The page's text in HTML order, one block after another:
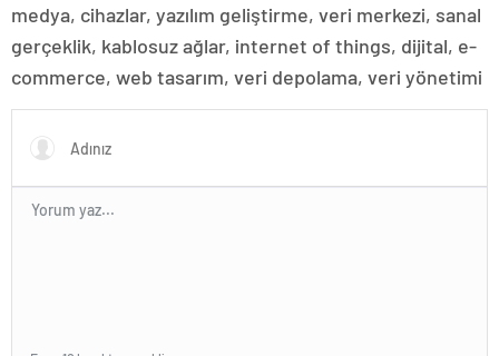
medya, cihazlar, yazılım geliştirme, veri merkezi, sanal
gerçeklik, kablosuz ağlar, internet of things, dijital, e-
commerce, web tasarım, veri depolama, veri yönetimi